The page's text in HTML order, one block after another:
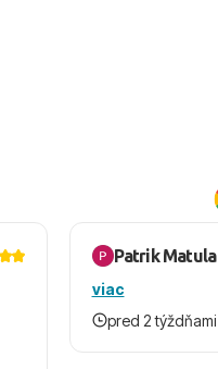
Patrik Matula
viac
pred 2 týždňami